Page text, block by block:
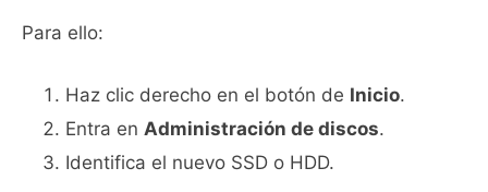
Para ello:
Haz clic derecho en el botón de Inicio.
Entra en Administración de discos.
Identifica el nuevo SSD o HDD.